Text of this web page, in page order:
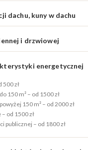
dachu, kuny w dachu
i drzwiowej
energetycznej
500 zł
150 m² – od 1500 zł
150 m² – od 2000 zł
od 1500 zł
publicznej – od 1800 zł